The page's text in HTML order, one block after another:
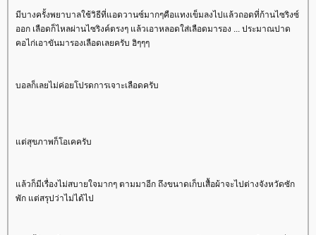
มีบางครั้งพยาบาลใช้วิธีที่แอดวานซ์มากๆคือแทงเข็มลงไปแล้วถอดที่ก้านไซริงซ์
ออก เลือดก็ไหลผ่านไซริงค์ตรงๆ แล้วเอาหลอดใส่เลือดมารอง ... ประมาณปาด
คอไก่เอาขันมารองเลือดเลยครับ ฮิๆๆๆ
บอลก็เลยไม่ค่อยโปรดการเจาะเลือดครับ
ต่สุขภาพก็โอเคครับ
ล้วก็มีเรื่องไม่สบายใจมากๆ ตามมาอีก ถึงขนาดเก็บเสื้อผ้าจะไปต่างจังหวัดซัก
พัก แต่สรุปว่าไม่ได้ไป